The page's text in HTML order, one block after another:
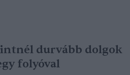
durvább dolgok
folyóval